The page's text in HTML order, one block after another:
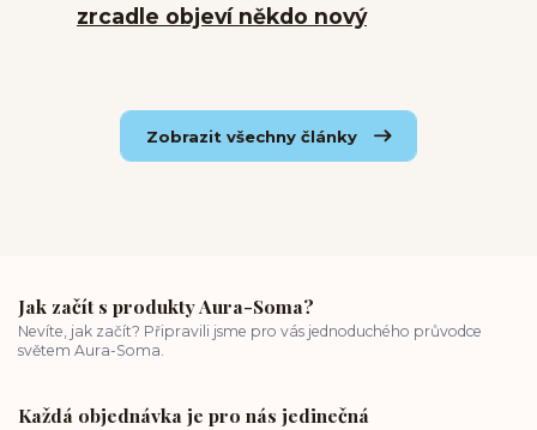
zrcadle objeví někdo nový
Zobrazit všechny články
Jak začít s produkty Aura-Soma?
Nevíte, jak začít? Připravili jsme pro vás jednoduchého průvodce
světem Aura-Soma.
Každá objednávka je pro nás jedinečná